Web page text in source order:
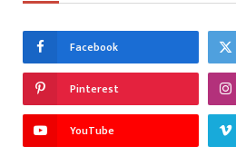
Facebook
Pinterest
YouTube